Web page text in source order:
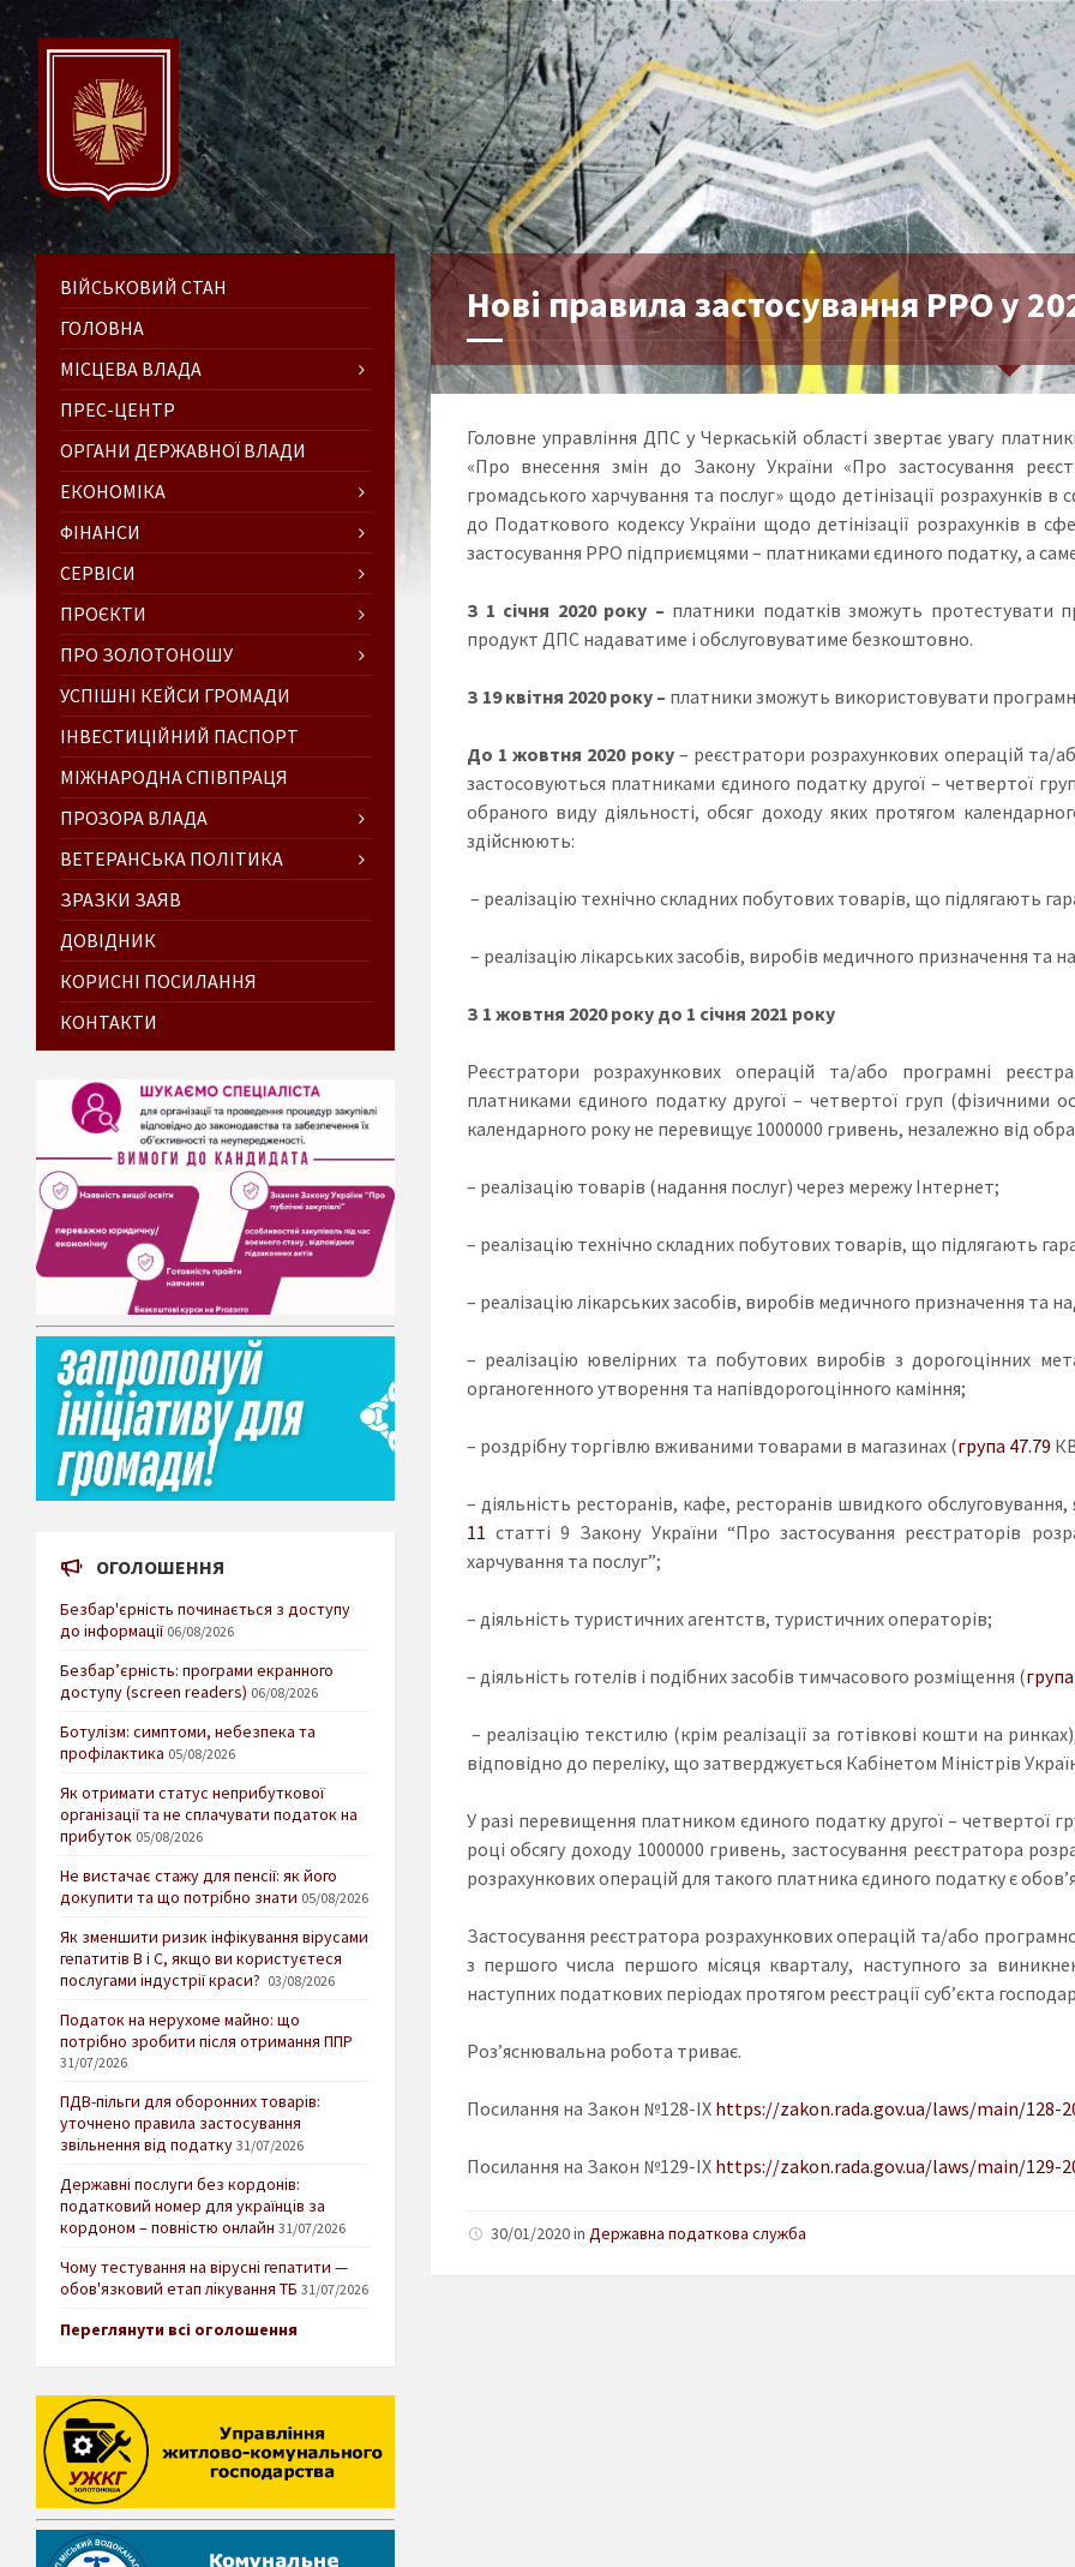
Нові правила застосування РРО у
Головне управління ДПС у Черкаській області звертає увагу
«Про внесення змін до Закону України «Про застосування
громадського харчування та послуг» щодо детінізації розрахунків в
до Податкового кодексу України щодо детінізації розрахунків в
застосування РРО підприємцями – платниками єдиного податку, а
З 1 січня 2020 року – платники податків зможуть протестувати
продукт ДПС надаватиме і обслуговуватиме безкоштовно.
З 19 квітня 2020 року – платники зможуть використовувати
До 1 жовтня 2020 року – реєстратори розрахункових операцій та/
застосовуються платниками єдиного податку другої – четвертої
обраного виду діяльності, обсяг доходу яких протягом
здійснюють:
– реалізацію технічно складних побутових товарів, що підлягають
– реалізацію лікарських засобів, виробів медичного призначення та
З 1 жовтня 2020 року до 1 січня 2021 року
Реєстратори розрахункових операцій та/або програмні
платниками єдиного податку другої – четвертої груп (фізичними
календарного року не перевищує 1000000 гривень, незалежно від
– реалізацію товарів (надання послуг) через мережу Інтернет;
– реалізацію технічно складних побутових товарів, що підлягають
– реалізацію лікарських засобів, виробів медичного призначення та
– реалізацію ювелірних та побутових виробів з дорогоцінних
органогенного утворення та напівдорогоцінного каміння;
– роздрібну торгівлю вживаними товарами в магазинах (група 47.79
– діяльність ресторанів, кафе, ресторанів швидкого
11 статті 9 Закону України “Про застосування реєстраторів
харчування та послуг”;
– діяльність туристичних агентств, туристичних операторів;
– діяльність готелів і подібних засобів тимчасового розміщення (
– реалізацію текстилю (крім реалізації за готівкові кошти на
відповідно до переліку, що затверджується Кабінетом Міністрів
У разі перевищення платником єдиного податку другої –
році обсягу доходу 1000000 гривень, застосування реєстратора
розрахункових операцій для такого платника єдиного податку є
Застосування реєстратора розрахункових операцій та/або
з першого числа першого місяця кварталу, наступного за
наступних податкових періодах протягом реєстрації суб’єкта
Роз’яснювальна робота триває.
Посилання на Закон №128-IX https://zakon.rada.gov.ua/laws/main/128-
Посилання на Закон №129-IX https://zakon.rada.gov.ua/laws/main/129-
30/01/2020 in Державна податкова служба
ВІЙСЬКОВИЙ СТАН
ГОЛОВНА
МІСЦЕВА ВЛАДА
ПРЕС-ЦЕНТР
ОРГАНИ ДЕРЖАВНОЇ ВЛАДИ
ЕКОНОМІКА
ФІНАНСИ
СЕРВІСИ
ПРОЄКТИ
ПРО ЗОЛОТОНОШУ
УСПІШНІ КЕЙСИ ГРОМАДИ
ІНВЕСТИЦІЙНИЙ ПАСПОРТ
МІЖНАРОДНА СПІВПРАЦЯ
ПРОЗОРА ВЛАДА
ВЕТЕРАНСЬКА ПОЛІТИКА
ЗРАЗКИ ЗАЯВ
ДОВІДНИК
КОРИСНІ ПОСИЛАННЯ
КОНТАКТИ
ОГОЛОШЕННЯ
Безбар'єрність починається з доступу
до інформації 06/08/2026
Безбар’єрність: програми екранного
доступу (screen readers) 06/08/2026
Ботулізм: симптоми, небезпека та
профілактика 05/08/2026
Як отримати статус неприбуткової
організації та не сплачувати податок на
прибуток 05/08/2026
Не вистачає стажу для пенсії: як його
докупити та що потрібно знати 05/08/2026
Як зменшити ризик інфікування вірусами
гепатитів В і С, якщо ви користуєтеся
послугами індустрії краси? 03/08/2026
Податок на нерухоме майно: що
потрібно зробити після отримання ППР
31/07/2026
ПДВ-пільги для оборонних товарів:
уточнено правила застосування
звільнення від податку 31/07/2026
Державні послуги без кордонів:
податковий номер для українців за
кордоном – повністю онлайн 31/07/2026
Чому тестування на вірусні гепатити —
обов'язковий етап лікування ТБ 31/07/2026
Переглянути всі оголошення